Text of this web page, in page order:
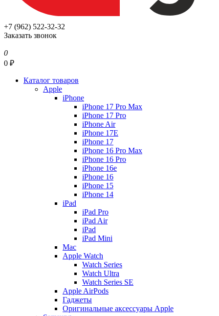
+7 (962) 522-32-32
Заказать звонок
0
0 ₽
Каталог товаров
Apple
iPhone
iPhone 17 Pro Max
iPhone 17 Pro
iPhone Air
iPhone 17E
iPhone 17
iPhone 16 Pro Max
iPhone 16 Pro
iPhone 16e
iPhone 16
iPhone 15
iPhone 14
iPad
iPad Pro
iPad Air
iPad
iPad Mini
Mac
Apple Watch
Watch Series
Watch Ultra
Watch Series SE
Apple AirPods
Гаджеты
Оригинальные аксессуары Apple